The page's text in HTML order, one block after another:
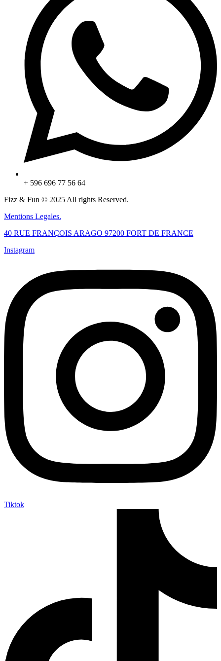
+ 596 696 77 56 64
Fizz & Fun © 2025 All rights Reserved.
Mentions Legales.
40 RUE FRANÇOIS ARAGO 97200 FORT DE FRANCE
Instagram
Tiktok